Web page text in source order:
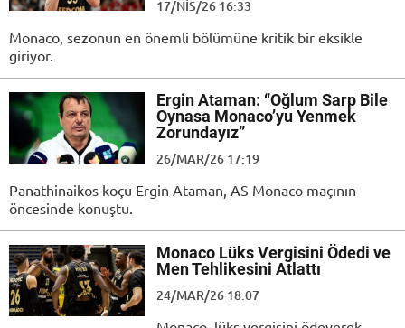
17/NIS/26 16:33
Monaco, sezonun en önemli bölümüne kritik bir eksikle
giriyor.
Ergin Ataman: “Oğlum Sarp Bile
Oynasa Monaco’yu Yenmek
Zorundayız”
26/MAR/26 17:19
Panathinaikos koçu Ergin Ataman, AS Monaco maçının
öncesinde konuştu.
Monaco Lüks Vergisini Ödedi ve
Men Tehlikesini Atlattı
24/MAR/26 18:07